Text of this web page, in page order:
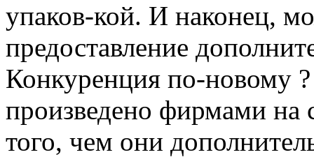
упаков-кой. И наконец,
предоставление
Конкуренция по-новому ?
произведено фирмами на
того, чем они